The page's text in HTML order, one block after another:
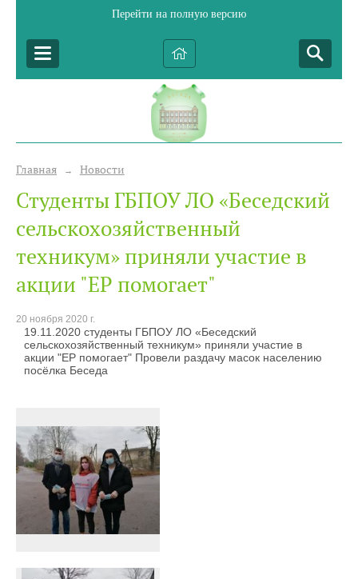
Перейти на полную версию
Главная → Новости
Студенты ГБПОУ ЛО «Беседский
сельскохозяйственный
техникум» приняли участие в
акции "ЕР помогает"
20 ноября 2020 г.
19.11.2020 студенты ГБПОУ ЛО «Беседский
сельскохозяйственный техникум» приняли участие в
акции "ЕР помогает" Провели раздачу масок населению
посёлка Беседа